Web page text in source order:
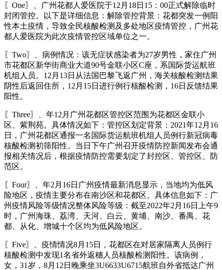
〖One〗、广州花都人爱医院于12月18日15：00正式解除临时
封闭管控。以下是详细信息：解除管控背景：花都突发一例阳
性本土疫情，导致全民核酸检测及多处地区疫情管控，广州花
都人爱医院为此次疫情管控区域单位之一。
〖Two〗、病例情况：该无症状感染者为27岁男性，家住广州
市花都区新华街商业大道90号金联小区C座，系国际货运航班
机组人员。12月13日从法国巴黎飞返广州，海关核酸检测结果
阴性后返回住所，12月15日进行例行核酸检测，16日反馈结果
阳性。
〖Three〗、年12月广州花都区管控区范围为花都区金联小
区、紫荆苑。具体情况如下：管控区划定背景：2021年12月16
日，广州花都区通报一名国际货运航班机组人员例行新冠病毒
核酸检测初筛阳性。当日下午广州召开疫情防控新闻发布会通
报相关情况后，根据疫情防控需要划定了封控区、管控区、防
范区。
〖Four〗、年2月16日广州疫情最新消息显示，当地均为低风
险地区，疫情主要分布在南沙区和花都区。具体信息如下：广
州疫情风险等级情况整体风险等级：截至2022年2月16日上午9
时，广州海珠、荔湾、天河、白云、黄埔、南沙、番禺、花
都、从化、增城十个区均为低风险地区。
〖Five〗、疫情情况8月15日，花都区在对居家隔离人员例行
核酸检测中发现1名省外返穗人员核酸检测阳性。该病例，
女，31岁，8月12日晚乘坐3U6633U6715航班自外省抵达广州